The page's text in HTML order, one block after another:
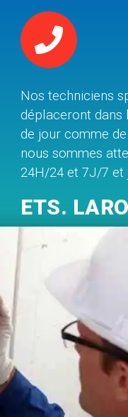
Nos techniciens
déplaceront dans
de jour comme
nous sommes
24H/24 et 7J/7 et
ETS.